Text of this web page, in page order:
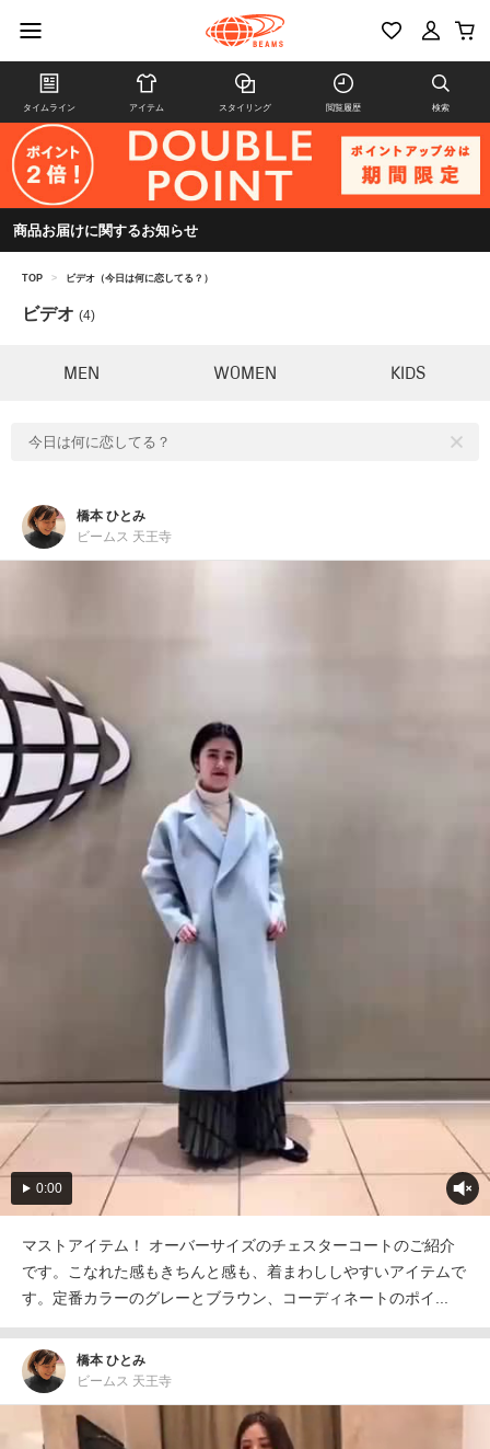
タイムライン アイテム スタイリング 閲覧履歴 検索
商品お届けに関するお知らせ
TOP > ビデオ（今日は何に恋してる？）
ビデオ (4)
MEN WOMEN KIDS
今日は何に恋してる？
橋本 ひとみ
ビームス 天王寺
0:00
マストアイテム！ オーバーサイズのチェスターコートのご紹介
です。こなれた感もきちんと感も、着まわししやすいアイテムで
す。定番カラーのグレーとブラウン、コーディネートのポイ...
橋本 ひとみ
ビームス 天王寺